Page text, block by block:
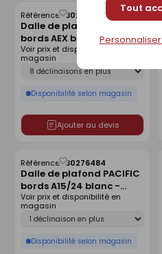
Tout
Dalle de plafond BOXER
bords AEX blanc -
1166x1166x40mm
Référence :30286266
Déclinaison
Disponibilité selon magasin
Voir prix et disponibilité en
magasin
Ajouter au devis
Enregistrer
comme
liste
Dalle de plafond PACIFIC
bords A15/24 blanc -
1200x600x12mm
Référence :30276484
Déclinaison
Disponibilité selon magasin
Voir prix et disponibilité en
magasin
Enregistrer
comme
liste